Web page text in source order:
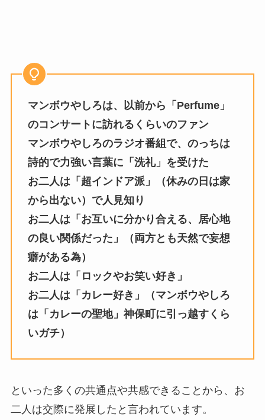
マンボウやしろは、以前から「Perfume」
のコンサートに訪れるくらいのファン
マンボウやしろのラジオ番組で、のっちは
詩的で力強い言葉に「洗礼」を受けた
お二人は「超インドア派」（休みの日は家
から出ない）で人見知り
お二人は「お互いに分かり合える、居心地
の良い関係だった」（両方とも天然で妄想
癖がある為）
お二人は「ロックやお笑い好き」
お二人は「カレー好き」（マンボウやしろ
は「カレーの聖地」神保町に引っ越すくら
いガチ）
といった多くの共通点や共感できることから、お
二人は交際に発展したと言われています。